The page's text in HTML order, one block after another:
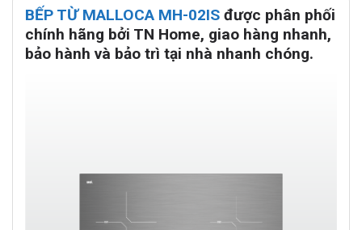
BẾP TỪ MALLOCA MH-02IS được phân phối
chính hãng bởi TN Home, giao hàng nhanh,
bảo hành và bảo trì tại nhà nhanh chóng.